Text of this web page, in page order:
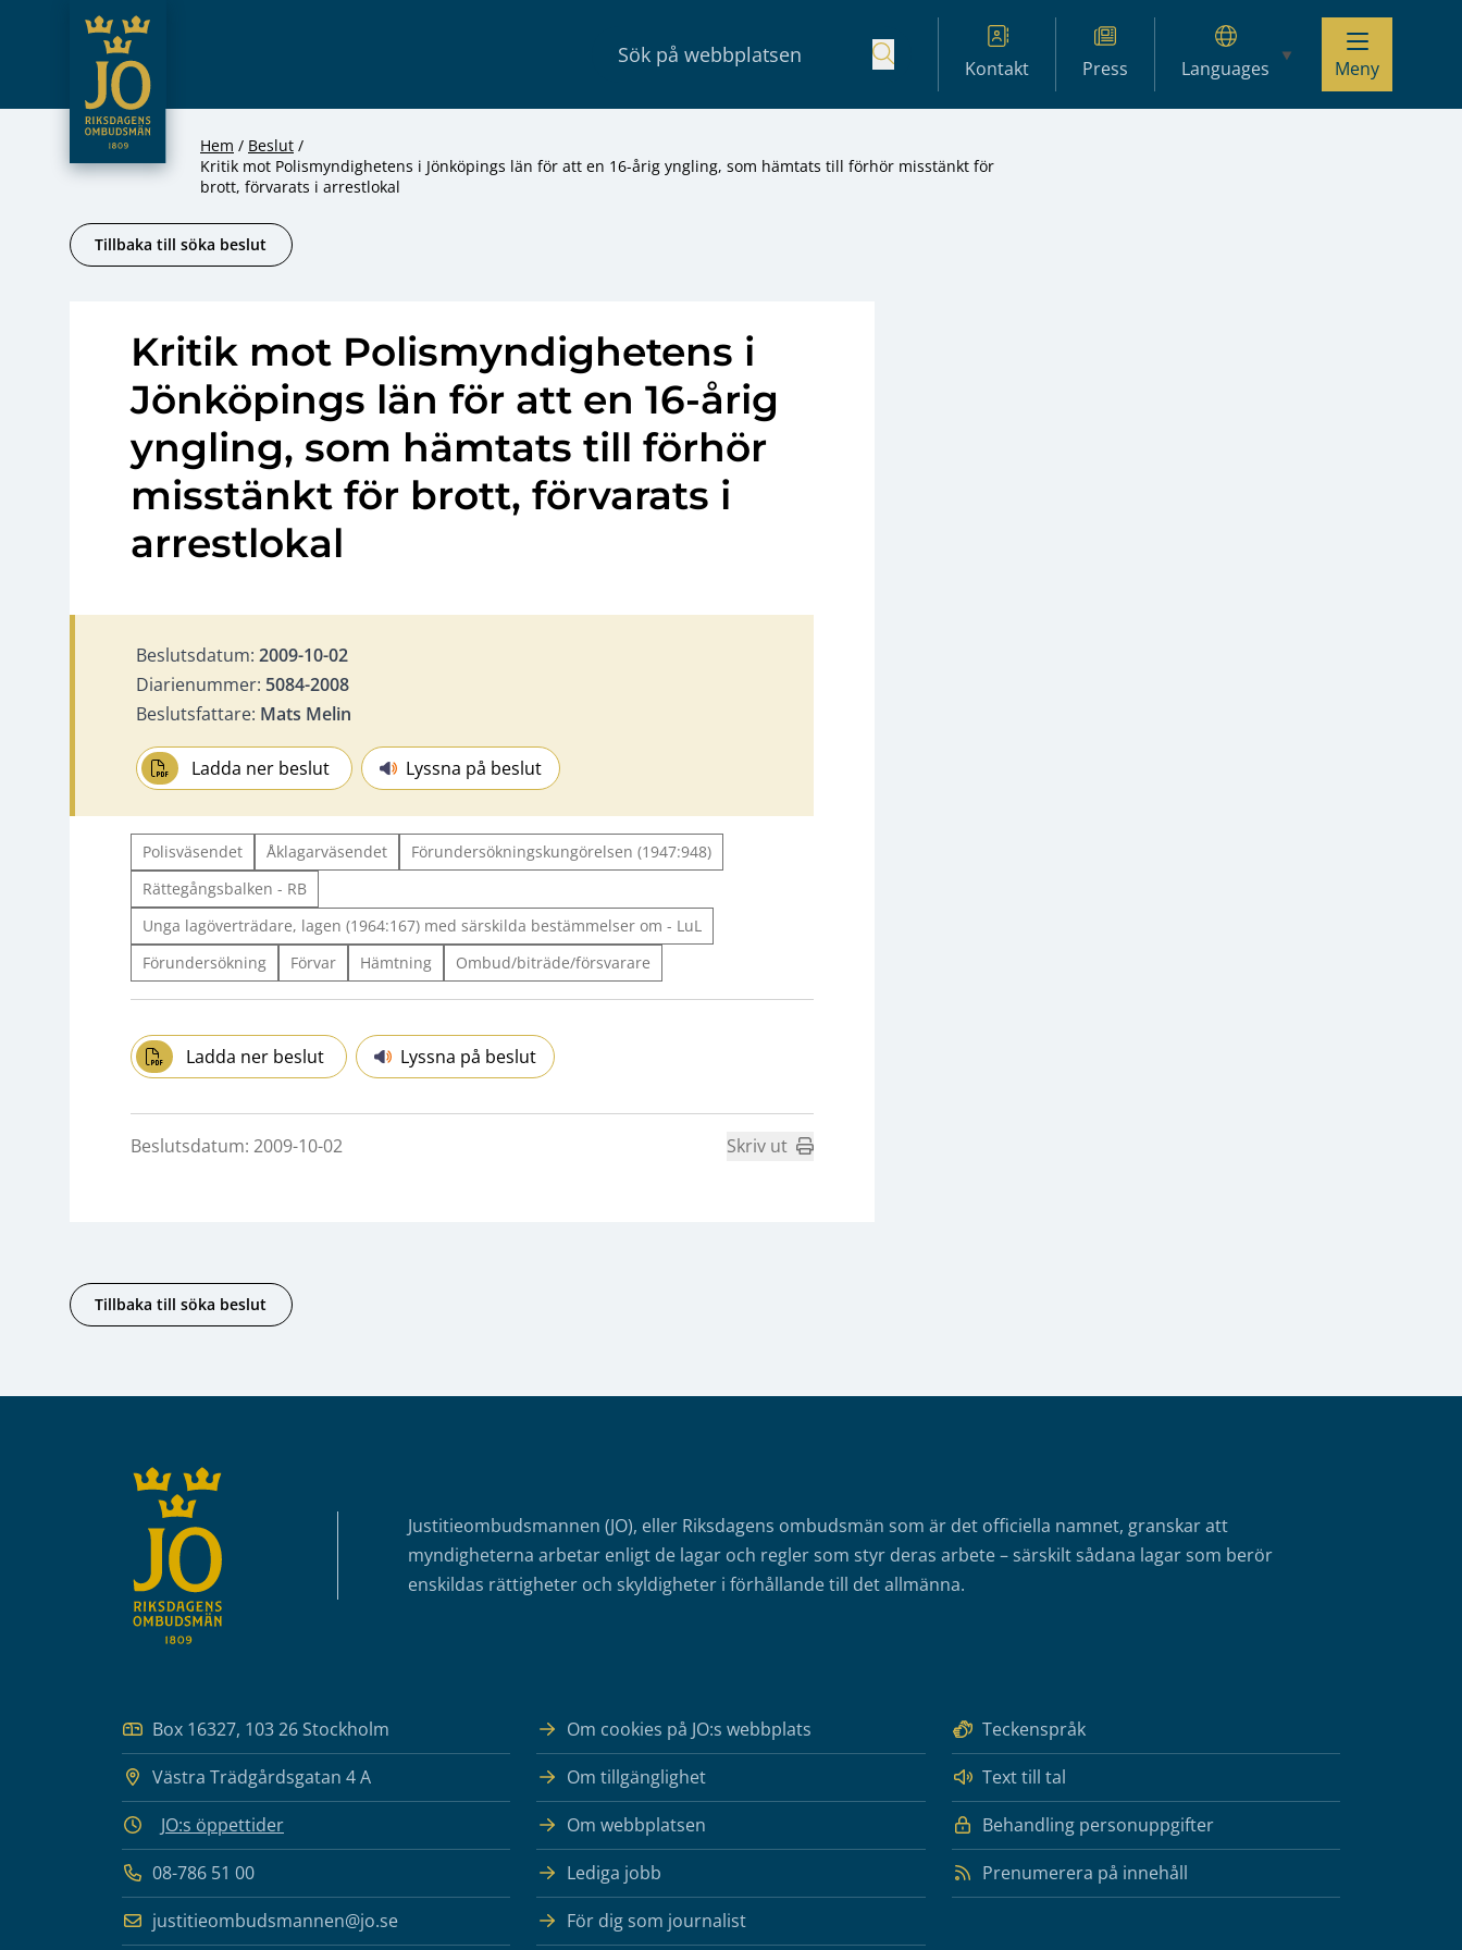
Hoppa till innehåll
JO – Riksdagens Ombudsmän
Kontakt Press Languages Meny
Hem
Beslut
Kritik mot Polismyndighetens i Jönköpings län för att en 16-årig yngling, som hämtats till förhör misstänkt för
brott, förvarats i arrestlokal
Tillbaka till söka beslut
Kritik mot Polismyndighetens i
Jönköpings län för att en 16-årig
yngling, som hämtats till förhör
misstänkt för brott, förvarats i
arrestlokal
Beslutsdatum: 2009-10-02
Diarienummer: 5084-2008
Beslutsfattare: Mats Melin
Ladda ner beslut Lyssna på beslut
Polisväsendet Åklagarväsendet
Förundersökningskungörelsen (1947:948)
Rättegångsbalken - RB
Unga lagöverträdare, lagen (1964:167) med särskilda bestämmelser om - LuL
Förundersökning
Förvar Hämtning Ombud/biträde/försvarare
Ladda ner beslut Lyssna på beslut
Beslutsdatum: 2009-10-02 Skriv ut
Tillbaka till söka beslut
Justitieombudsmannen (JO), eller Riksdagens ombudsmän som är det officiella namnet, granskar att
myndigheterna arbetar enligt de lagar och regler som styr deras arbete – särskilt sådana lagar som berör
enskildas rättigheter och skyldigheter i förhållande till det allmänna.
Box 16327, 103 26 Stockholm
Västra Trädgårdsgatan 4 A
JO:s öppettider
08-786 51 00
justitieombudsmannen@jo.se
Om cookies på JO:s webbplats
Teckenspråk
Om tillgänglighet
Text till tal
Om webbplatsen
Behandling personuppgifter
Lediga jobb
Prenumerera på innehåll
För dig som journalist